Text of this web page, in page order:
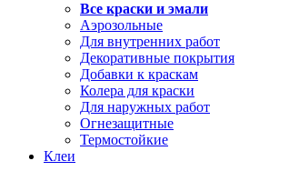
Все краски и эмали
Аэрозольные
Для внутренних работ
Декоративные покрытия
Добавки к краскам
Колера для краски
Для наружных работ
Огнезащитные
Термостойкие
Клеи